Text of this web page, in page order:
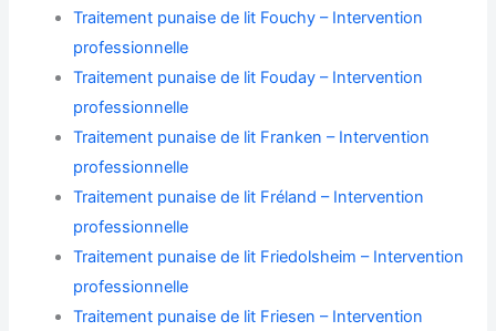
Traitement punaise de lit Fouchy – Intervention
professionnelle
Traitement punaise de lit Fouday – Intervention
professionnelle
Traitement punaise de lit Franken – Intervention
professionnelle
Traitement punaise de lit Fréland – Intervention
professionnelle
Traitement punaise de lit Friedolsheim – Intervention
professionnelle
Traitement punaise de lit Friesen – Intervention